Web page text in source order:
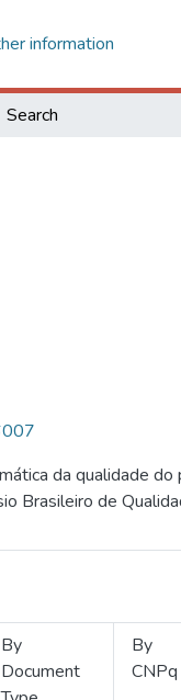
information
Search
da qualidade
Brasileiro de
By
Document
By
CNPq